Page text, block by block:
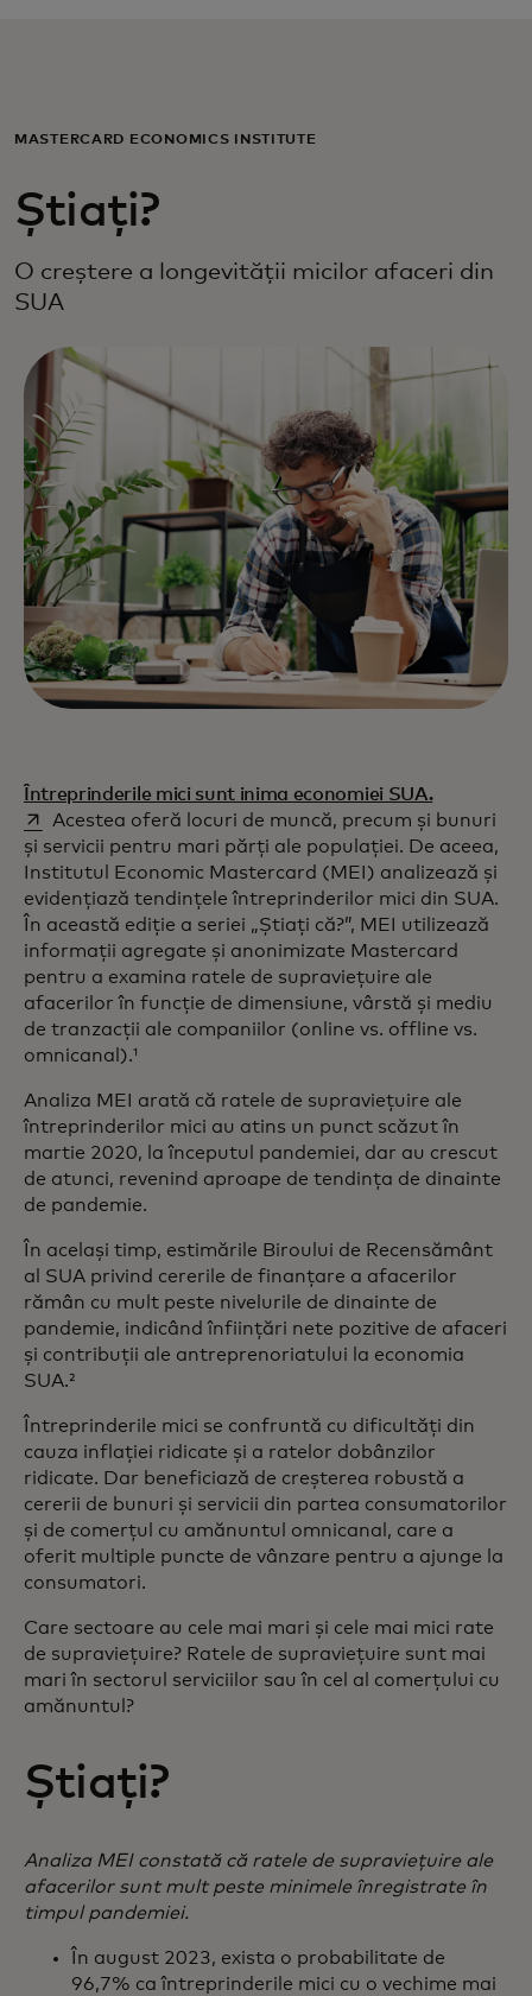
Pentru întreaga lume
Pentru inovatori
Știri și tendințe
MASTERCARD ECONOMICS INSTITUTE
Știați?
O creștere a longevității micilor afaceri din
SUA
Întreprinderile mici sunt inima economiei SUA.opens in a
Acestea oferă locuri de muncă, precum și bunuri
și servicii pentru mari părți ale populației. De aceea,
Institutul Economic Mastercard (MEI) analizează și
evidențiază tendințele întreprinderilor mici din SUA.
În această ediție a seriei „Știați că?”, MEI utilizează
informații agregate și anonimizate Mastercard
pentru a examina ratele de supraviețuire ale
afacerilor în funcție de dimensiune, vârstă și mediu
de tranzacții ale companiilor (online vs. offline vs.
omnicanal).¹
Analiza MEI arată că ratele de supraviețuire ale
întreprinderilor mici au atins un punct scăzut în
martie 2020, la începutul pandemiei, dar au crescut
de atunci, revenind aproape de tendința de dinainte
de pandemie.
În același timp, estimările Biroului de Recensământ
al SUA privind cererile de finanțare a afacerilor
rămân cu mult peste nivelurile de dinainte de
pandemie, indicând înființări nete pozitive de afaceri
și contribuții ale antreprenoriatului la economia
SUA.²
Întreprinderile mici se confruntă cu dificultăți din
cauza inflației ridicate și a ratelor dobânzilor
ridicate. Dar beneficiază de creșterea robustă a
cererii de bunuri și servicii din partea consumatorilor
și de comerțul cu amănuntul omnicanal, care a
oferit multiple puncte de vânzare pentru a ajunge la
consumatori.
Care sectoare au cele mai mari și cele mai mici rate
de supraviețuire? Ratele de supraviețuire sunt mai
mari în sectorul serviciilor sau în cel al comerțului cu
amănuntul?
Știați?
Analiza MEI constată că ratele de supraviețuire ale
afacerilor sunt mult peste minimele înregistrate în
timpul pandemiei.
În august 2023, exista o probabilitate de
96,7% ca întreprinderile mici cu o vechime mai